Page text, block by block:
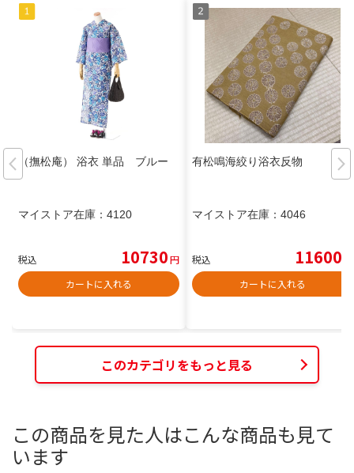
（撫松庵） 浴衣 単品 ブルー
マイストア在庫： 4120
税込 10730円
カートに入れる
有松鳴海絞り浴衣反物
マイストア在庫： 4046
税込 11600
カートに入れる
このカテゴリをもっと見る
この商品を見た人はこんな商品も見て
います